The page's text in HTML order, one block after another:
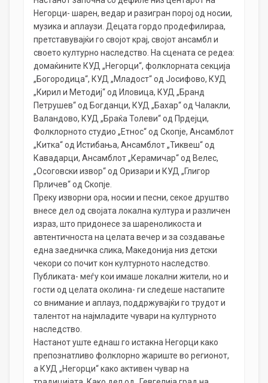
Негорци- шарен, ведар и разигран порој од носии,
музика и аплаузи. Децата гордо продефилираа,
претставувајќи го својот крај, својот ансамбл и
своето културно наследство. На сцената се редеа:
домаќините КУД „Негорци“, фолклорната секција
„Богородица“, КУД „Младост“ од Јосифово, КУД
„Кирил и Методиј“ од Иловица, КУД „Бранд
Петрушев“ од Богданци, КУД „Бахар“ од Чалакли,
Валандово, КУД „Браќа Толеви“ од Прдејци,
Фолклорното студио „Етнос“ од Скопје, Aнсамблот
„Китка“ од Истибања, Aнсамблот „Тиквеш“ од
Кавадарци, Aнсамблот „Керамичар“ од Велес,
„Осоговски извор“ од Оризари и КУД „Глигор
Прличев“ од Скопје.
Преку изворни ора, носии и песни, секое друштво
внесе дел од својата локална култура и различен
израз, што придонесе за шареноликоста и
автентичноста на целата вечер и за создавање
една заедничка слика, Македонија низ детски
чекори со почит кон културното наследство.
Публиката- меѓу кои имаше локални жители, но и
гости од целата околина- ги следеше настапите
со внимание и аплауз, поддржувајќи го трудот и
талентот на најмладите чувари на културното
наследство.
Настанот уште еднаш го истакна Негорци како
препознатливо фолклорно жариште во регионот,
а КУД „Негорци“ како активен чувар на